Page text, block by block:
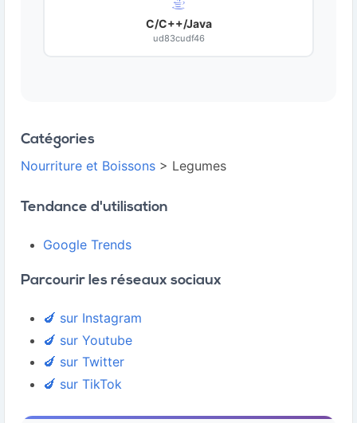
C/C++/Java
ud83cudf46
Catégories
Nourriture et Boissons > Legumes
Tendance d'utilisation
Google Trends
Parcourir les réseaux sociaux
🍆 sur Instagram
🍆 sur Youtube
🍆 sur Twitter
🍆 sur TikTok